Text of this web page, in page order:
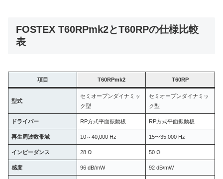
FOSTEX T60RPmk2とT60RPの仕様比較
表
項目 T60RPmk2 T60RP
型式
セミオープンダイナミッ
ク型
セミオープンダイナミッ
ク型
ドライバー RP方式平面振動板 RP方式平面振動板
再生周波数帯域 10～40,000 Hz 15〜35,000 Hz
インピーダンス 28 Ω 50 Ω
感度 96 dB/mW 92 dB/mW